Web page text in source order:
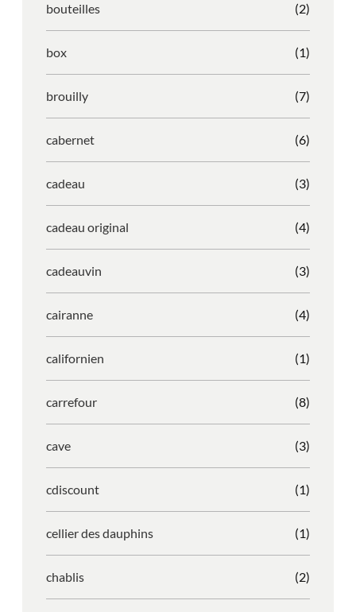
bouteilles (2)
box (1)
brouilly (7)
cabernet (6)
cadeau (3)
cadeau original (4)
cadeauvin (3)
cairanne (4)
californien (1)
carrefour (8)
cave (3)
cdiscount (1)
cellier des dauphins (1)
chablis (2)